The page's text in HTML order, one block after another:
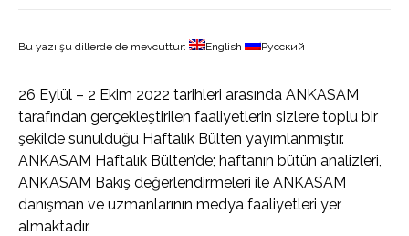
Bu yazı şu dillerde de mevcuttur: English Русский
26 Eylül – 2 Ekim 2022 tarihleri arasında ANKASAM
tarafından gerçekleştirilen faaliyetlerin sizlere toplu bir
şekilde sunulduğu Haftalık Bülten yayımlanmıştır.
ANKASAM Haftalık Bülten’de; haftanın bütün analizleri,
ANKASAM Bakış değerlendirmeleri ile ANKASAM
danışman ve uzmanlarının medya faaliyetleri yer
almaktadır.